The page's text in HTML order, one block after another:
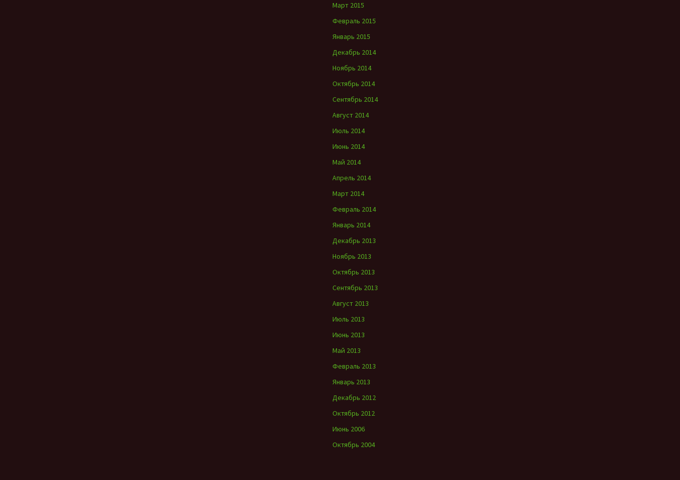
Март 2015
Февраль 2015
Январь 2015
Декабрь 2014
Ноябрь 2014
Октябрь 2014
Сентябрь 2014
Август 2014
Июль 2014
Июнь 2014
Май 2014
Апрель 2014
Март 2014
Февраль 2014
Январь 2014
Декабрь 2013
Ноябрь 2013
Октябрь 2013
Сентябрь 2013
Август 2013
Июль 2013
Июнь 2013
Май 2013
Февраль 2013
Январь 2013
Декабрь 2012
Октябрь 2012
Июнь 2006
Октябрь 2004